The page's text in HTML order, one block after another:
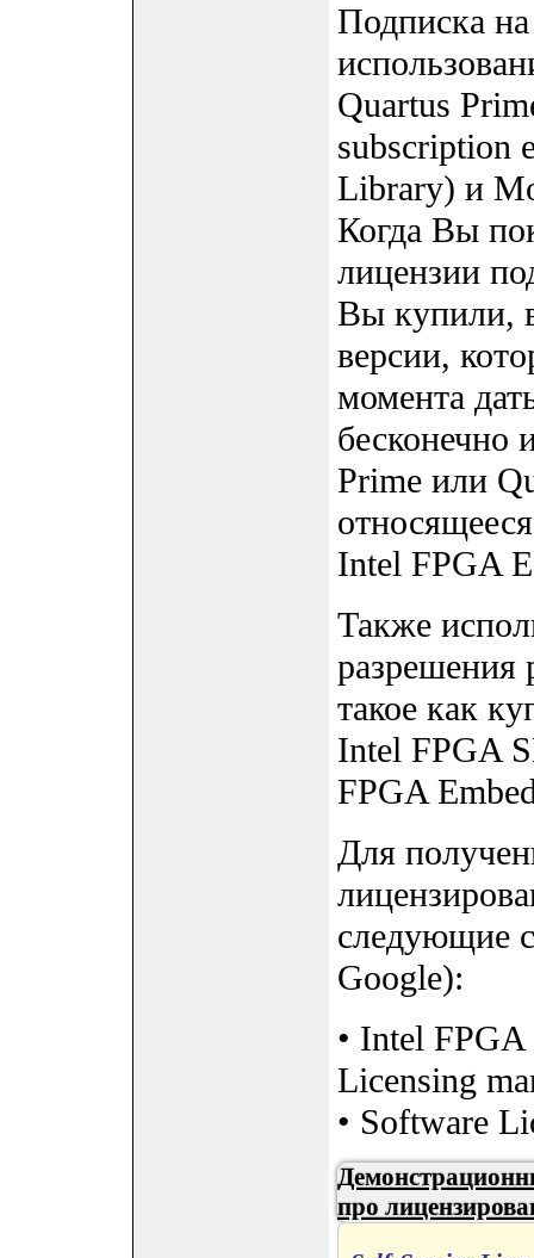
Подписка
Quartus
subscription
Library) и
Когда Вы
лицензии
Вы купили,
версии,
момента
бесконечно
Prime или
Intel FPGA
Также
разрешения
такое как
Intel FPGA
FPGA
Для
следующие
Google):
• Intel
Licensing
• Software
про